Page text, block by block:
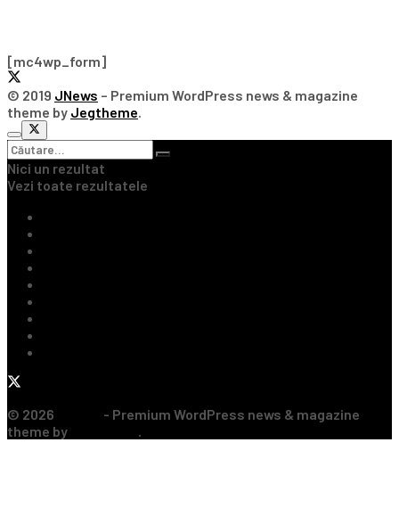
[mc4wp_form]
© 2019 JNews – Premium WordPress news & magazine
theme by Jegtheme
Nici un rezultat
Vezi toate rezultatele
© 2026
- Premium WordPress news & magazine
theme by
.